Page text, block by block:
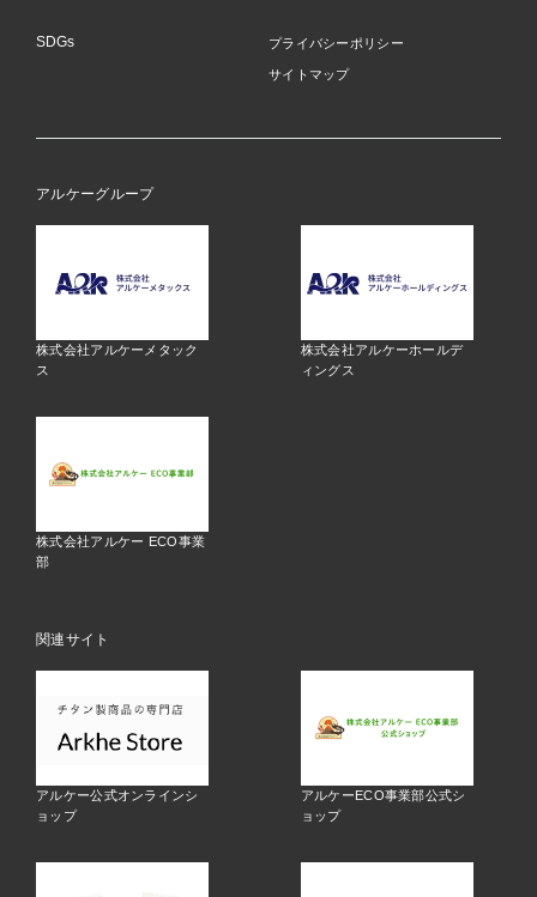
SDGs プライバシーポリシー
サイトマップ
アルケーグループ
株式会社アルケーメタック
ス
株式会社アルケーホールデ
ィングス
株式会社アルケー ECO事業
部
関連サイト
アルケー公式オンラインシ
ョップ
アルケーECO事業部公式シ
ョップ